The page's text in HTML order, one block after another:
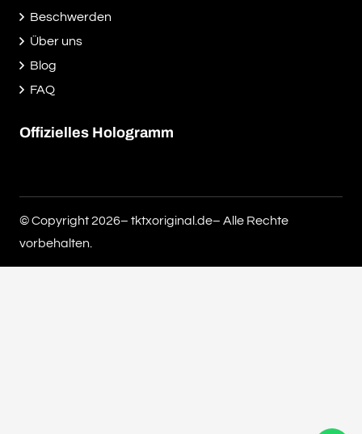
Beschwerden
Über uns
Blog
FAQ
Offizielles Hologramm
© Copyright 2026– tktxoriginal.de– Alle Rechte
vorbehalten.